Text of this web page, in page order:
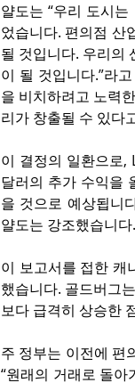
얄도는 “우리 도시
었습니다. 편의점 산
될 것입니다. 우리의
이 될 것입니다.”라
을 비치하려고 노력
리가 창출될 수 있다
이 결정의 일환으로,
달러의 추가 수익을
을 것으로 예상됩니
얄도는 강조했습니다.
이 보고서를 접한 캐
했습니다. 골드버그
보다 급격히 상승한
주 정부는 이전에 편
“원래의 거래로 돌